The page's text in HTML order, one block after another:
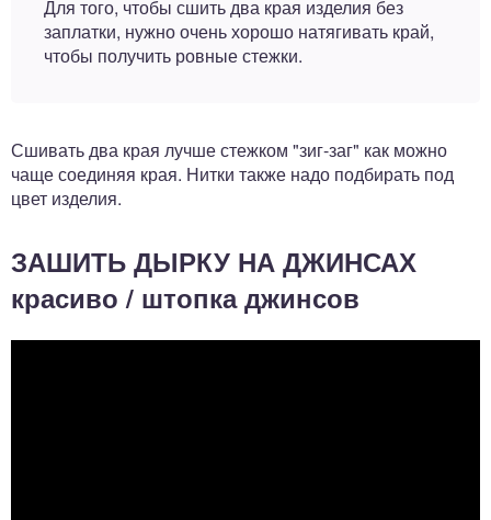
Для того, чтобы сшить два края изделия без
заплатки, нужно очень хорошо натягивать край,
чтобы получить ровные стежки.
Сшивать два края лучше стежком "зиг-заг" как можно
чаще соединяя края. Нитки также надо подбирать под
цвет изделия.
ЗАШИТЬ ДЫРКУ НА ДЖИНСАХ
красиво / штопка джинсов